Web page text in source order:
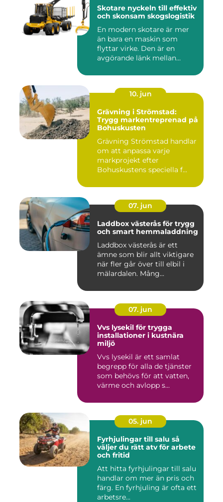
Skotare nyckeln till effektiv
och skonsam skogslogistik
En modern skotare är mer
än bara en maskin som
flyttar virke. Den är en
avgörande länk mellan
10. jun
Grävning i Strömstad:
Trygg markentreprenad på
Bohuskusten
Grävning Strömstad handlar
om att anpassa varje
markprojekt efter
Bohuskustens speciella f...
07. jun
Laddbox västerås för trygg
och smart hemmaladdning
Laddbox västerås är ett
ämne som blir allt viktigare
när fler går över till elbil i
mälardalen. Mång...
07. jun
Vvs lysekil för trygga
installationer i kustnära
miljö
Vvs lysekil är ett samlat
begrepp för alla de tjänster
som behövs för att vatten,
värme och avlopp s...
05. jun
Fyrhjulingar till salu så
väljer du rätt atv för arbete
och fritid
Att hitta fyrhjulingar till salu
handlar om mer än pris och
färg. En fyrhjuling är ofta ett
arbetsre...